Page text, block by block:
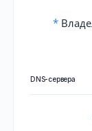
*
DNS-сервера